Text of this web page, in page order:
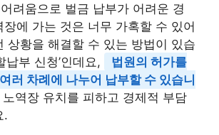
려움으로 벌금 납부가 어려운 경
장에 가는 것은 너무 가혹할 수 있어
상황을 해결할 수 있는 방법이 있습
납부 신청’인데요,
법원의 허가를
러 차례에 나누어 납부할 수 있습니
역장 유치를 피하고 경제적 부담
.